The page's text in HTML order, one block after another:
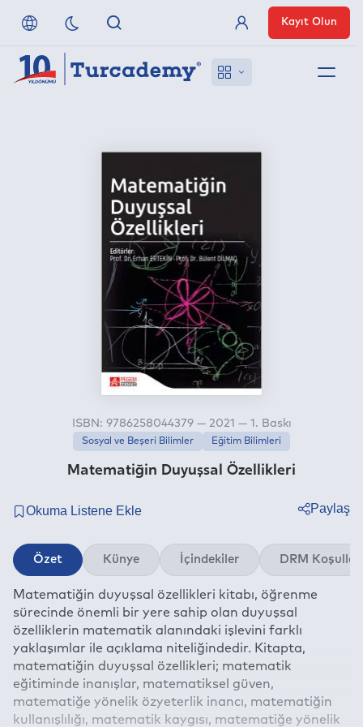
Uzaktan Erişim
Anlaşmalı Yayınevleri
Üye Girişi
Kayıt Olun
Matematiğin Duyuşsal Özellikleri
ISBN: 9786258044379 — 2021 — 1. Baskı
Sosyal ve Beşeri Bilimler Eğitim Bilimleri
Paylaş
Twitter
Linkedin
Whatsapp
E-mail
Özet Künye İçindekiler DRM Koşulları
Matematiğin duyuşsal özellikleri kitabı, öğrenme
sürecinde önemli bir yere sahip olan duyuşsal
özelliklerin matematik alanındaki işlevini farklı
yaklaşımlar ile açıklama niteliğindedir. Kitapta,
matematiğin duyuşsal özellikleri; matematik
eğitiminde inanışlar, matematiksel güven,
matematiğe yönelik özyeterlik inancı, matematiğin
kullanışlılığı, matematik kaygısı, matematiğe yönelik